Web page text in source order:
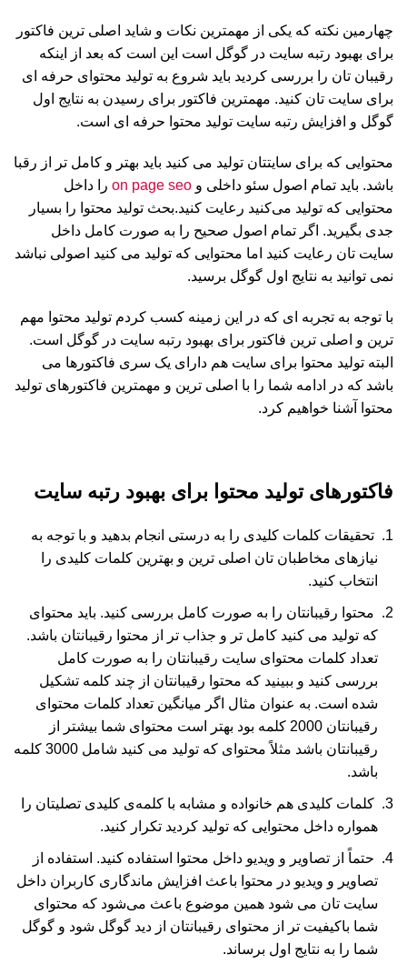
چهارمین نکته که یکی از مهمترین نکات و شاید اصلی ترین فاکتور
برای بهبود رتبه سایت در گوگل است این است که بعد از اینکه
رقیبان تان را بررسی کردید باید شروع به تولید محتوای حرفه ای
برای سایت تان کنید. مهمترین فاکتور برای رسیدن به نتایج اول
گوگل و افزایش رتبه سایت تولید محتوا حرفه ای است.
محتوایی که برای سایتتان تولید می کنید باید بهتر و کامل تر از رقبا
باشد. باید تمام اصول سئو داخلی و on page seo را داخل
محتوایی که تولید می‌کنید رعایت کنید.بحث تولید محتوا را بسیار
جدی بگیرید. اگر تمام اصول صحیح را به صورت کامل داخل
سایت تان رعایت کنید اما محتوایی که تولید می کنید اصولی نباشد
نمی توانید به نتایج اول گوگل برسید.
با توجه به تجربه ای که در این زمینه کسب کردم تولید محتوا مهم
ترین و اصلی ترین فاکتور برای بهبود رتبه سایت در گوگل است.
البته تولید محتوا برای سایت هم دارای یک سری فاکتورها می
باشد که در ادامه شما را با اصلی ترین و مهمترین فاکتورهای تولید
محتوا آشنا خواهیم کرد.
فاکتورهای تولید محتوا برای بهبود رتبه سایت
تحقیقات کلمات کلیدی را به درستی انجام بدهید و با توجه به
نیازهای مخاطبان تان اصلی ترین و بهترین کلمات کلیدی را
انتخاب کنید.
محتوا رقیبانتان را به صورت کامل بررسی کنید. باید محتوای
که تولید می کنید کامل تر و جذاب تر از محتوا رقیبانتان باشد.
تعداد کلمات محتوای سایت رقیبانتان را به صورت کامل
بررسی کنید و ببینید که محتوا رقیبانتان از چند کلمه تشکیل
شده است. به عنوان مثال اگر میانگین تعداد کلمات محتوای
رقیبانتان 2000 کلمه بود بهتر است محتوای شما بیشتر از
رقیبانتان باشد مثلاً محتوای که تولید می کنید شامل 3000 کلمه
باشد.
کلمات کلیدی هم خانواده و مشابه با کلمه‌ی کلیدی تصلیتان را
همواره داخل محتوایی که تولید کردید تکرار کنید.
حتماً از تصاویر و ویدیو داخل محتوا استفاده کنید. استفاده از
تصاویر و ویدیو در محتوا باعث افزایش ماندگاری کاربران داخل
سایت تان می شود همین موضوع باعث می‌شود که محتوای
شما باکیفیت تر از محتوای رقیبانتان از دید گوگل شود و گوگل
شما را به نتایج اول برساند.